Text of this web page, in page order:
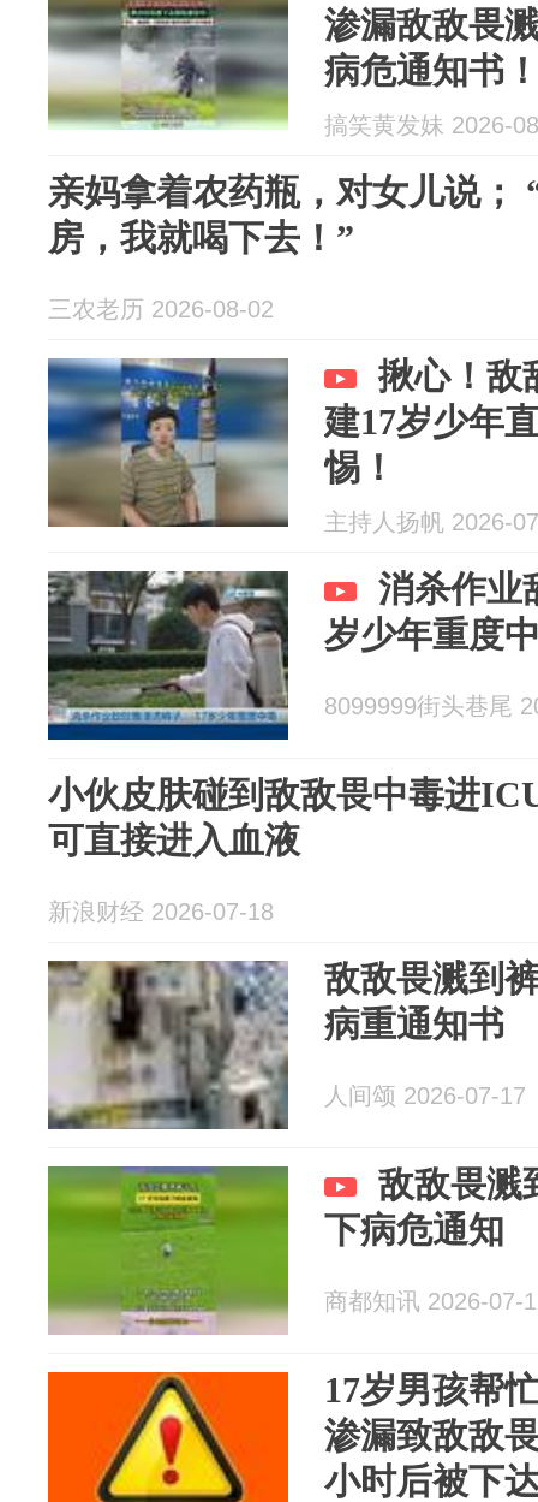
渗漏敌敌畏
病危通知书
搞笑黄发妹 2026-
亲妈拿着农药瓶，对女儿说；
房，我就喝下去！”
三农老历 2026-08-02
揪心！敌
建17岁少年
惕！
主持人扬帆 2026-
消杀作业
岁少年重度
8099999街头巷尾
小伙皮肤碰到敌敌畏中毒进
可直接进入血液
新浪财经 2026-07-18
敌敌畏溅到
病重通知书
人间颂 2026-07-17
敌敌畏溅
下病危通知
商都知讯 2026-07-
17岁男孩帮
渗漏致敌敌
小时后被下